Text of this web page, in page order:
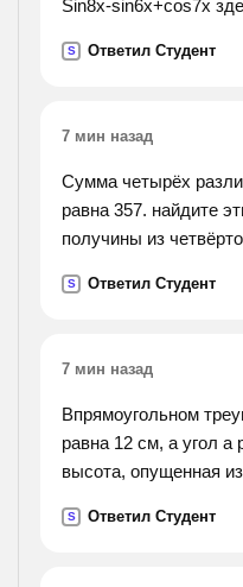
weights plus the
Sin8x-sin6x+cos7x
S Ответил Студент
7 мин назад
Сумма четырёх
равна 357. найдите
получины из
S Ответил Студент
7 мин назад
Впрямоугольном
равна 12 см, а угол a
высота, опущенная
S Ответил Студент